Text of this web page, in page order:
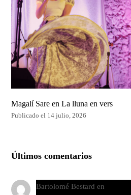
Magalí Sare en La lluna en vers
Publicado el 14 julio, 2026
Últimos comentarios
Bartolomé Bestard en